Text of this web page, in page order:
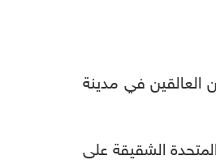
العالقين في مدينة
الشقيقة على